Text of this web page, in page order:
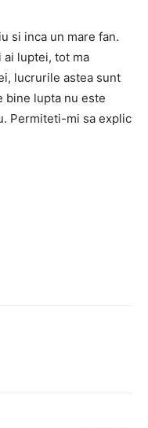
si inca un mare fan.
ai luptei, tot ma
lucrurile astea sunt
bine lupta nu este
Permiteti-mi sa explic